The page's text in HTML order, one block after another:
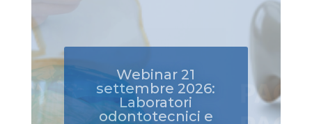
Regolamento (UE)
2025/40 sugli